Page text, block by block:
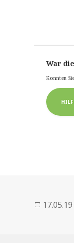
War
Konnten
17.05.19